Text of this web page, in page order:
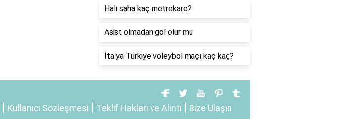
Halı saha kaç metrekare?
Asist olmadan gol olur mu
İtalya Türkiye voleybol maçı kaç kaç?
Kullanıcı Sözleşmesi Teklif Hakları ve Alıntı Bize Ulaşın